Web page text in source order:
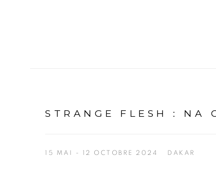
STRANGE FLESH : NA
15 MAI - 12 OCTOBRE 2024 DAKAR